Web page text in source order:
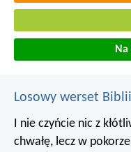
Losowy werset Biblii
I nie czyńcie nic z
chwałę, lecz w